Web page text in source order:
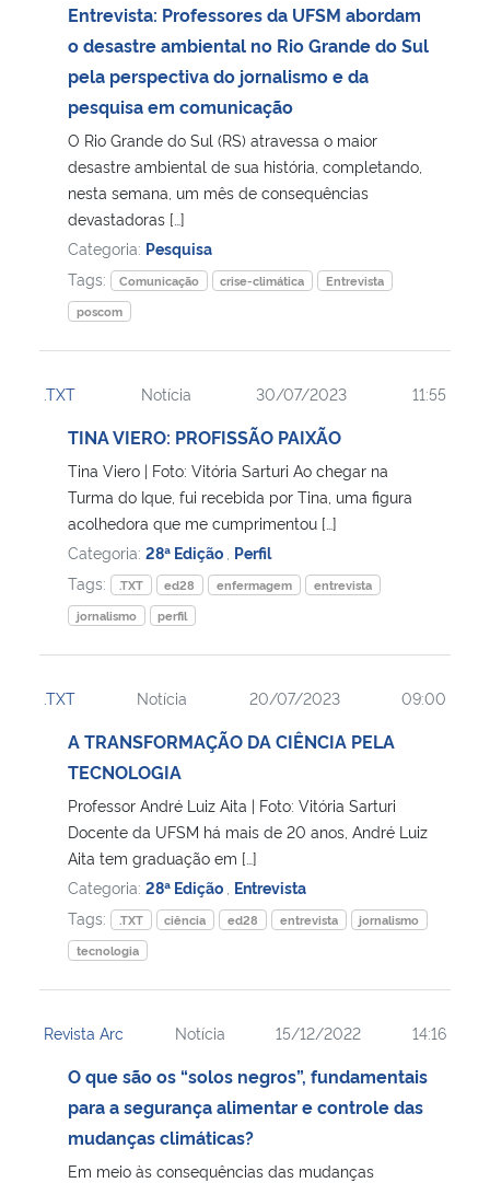
Entrevista: Professores da UFSM abordam
o desastre ambiental no Rio Grande do Sul
pela perspectiva do jornalismo e da
pesquisa em comunicação
O Rio Grande do Sul (RS) atravessa o maior
desastre ambiental de sua história, completando,
nesta semana, um mês de consequências
devastadoras […]
Categoria: Pesquisa
Tags:
Comunicação crise-climática
Entrevista
poscom
.TXT Notícia 30/07/2023 11:55
TINA VIERO: PROFISSÃO PAIXÃO
Tina Viero | Foto: Vitória Sarturi Ao chegar na
Turma do Ique, fui recebida por Tina, uma figura
acolhedora que me cumprimentou […]
Categoria: 28ª Edição Perfil
Tags:
.TXT ed28 enfermagem
entrevista
jornalismo
perfil
.TXT Notícia 20/07/2023 09:00
A TRANSFORMAÇÃO DA CIÊNCIA PELA
TECNOLOGIA
Professor André Luiz Aita | Foto: Vitória Sarturi
Docente da UFSM há mais de 20 anos, André Luiz
Aita tem graduação em […]
Categoria: 28ª Edição Entrevista
Tags:
.TXT ciência ed28 entrevista
jornalismo
tecnologia
Revista Arc Notícia 15/12/2022 14:16
O que são os “solos negros”, fundamentais
para a segurança alimentar e controle das
mudanças climáticas?
Em meio às consequências das mudanças